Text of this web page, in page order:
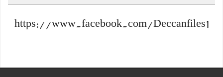
https://www.facebook.com/Deccanfiles1